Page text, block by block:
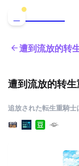
遭到流放的转
遭到流放的转
追放された転生重騎